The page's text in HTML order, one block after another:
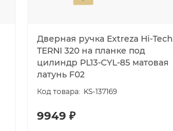
Дверная ручка Extreza Hi-Tech
TERNI 320 на планке под
цилиндр PL13-CYL-85 матовая
латунь F02
KS-137169
9949 ₽